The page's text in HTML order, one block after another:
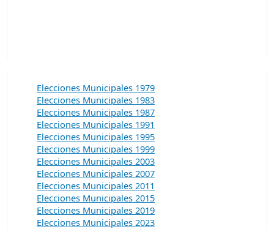
Elecciones Municipales 1979
Elecciones Municipales 1983
Elecciones Municipales 1987
Elecciones Municipales 1991
Elecciones Municipales 1995
Elecciones Municipales 1999
Elecciones Municipales 2003
Elecciones Municipales 2007
Elecciones Municipales 2011
Elecciones Municipales 2015
Elecciones Municipales 2019
Elecciones Municipales 2023